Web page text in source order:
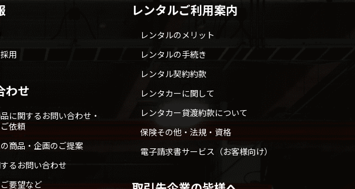
用
わせ
に関するお問い合わせ・
依頼
商品・企画のご提案
るお問い合わせ
要望など
レンタルご利用案内
レンタルのメリット
レンタルの手続き
レンタル契約約款
レンタカーに関して
レンタカー貸渡約款について
保険その他・法規・資格
電子請求書サービス（お客様向け）